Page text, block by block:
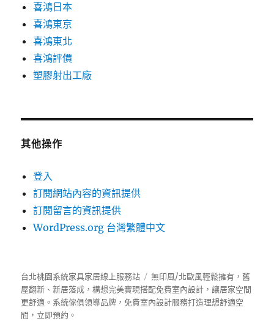
喜鴻日本
喜鴻東京
喜鴻東北
喜鴻評價
塑膠射出工廠
其他操作
登入
訂閱網站內容的資訊提供
訂閱留言的資訊提供
WordPress.org 台灣繁體中文
台北桃園系統家具家居線上服務站
無印風/北歐風輕鬆擁有，舊
屋翻新、新居落成，構想完美實現搭配免費室內設計，讓居家空間
更舒適。 系統傢俱領導品牌，免費室內設計服務打造理想舒適空
間，立即預約。